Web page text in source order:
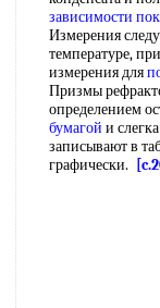
зависимости
Измерения
температуре,
измерения для
Призмы
определением
бумагой и
записывают в
графически.